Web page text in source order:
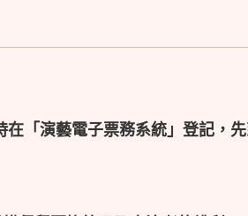
「演藝電子票務系統」登記，